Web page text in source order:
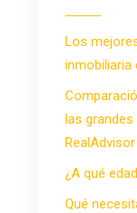
Los
inmobiliaria
las grandes
RealAdvisor
¿A qué
Qué